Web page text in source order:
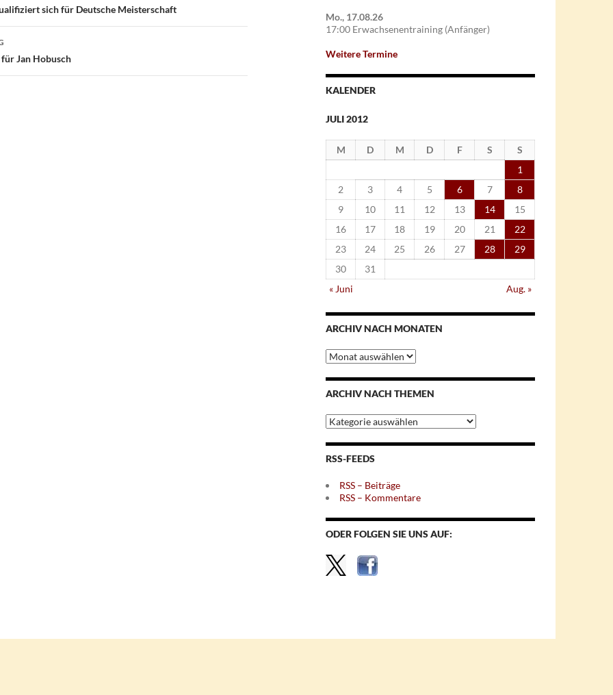
sich für Deutsche Meisterschaft
Jan Hobusch
Mo., 17.08.26
17:00 Erwachsenentraining (Anfänger)
Weitere Termine
KALENDER
JULI 2012
M D M D F S
S
1
2
3 4 5 6 7
8
9
10 11 12 13 14
15
16
17 18 19 20 21
22
23
24 25 26 27 28
29
30
31
« Juni
Aug. »
ARCHIV NACH MONATEN
Archiv
nach
Monaten
ARCHIV NACH THEMEN
Archiv
nach
Themen
RSS-FEEDS
RSS – Beiträge
RSS – Kommentare
ODER FOLGEN SIE UNS AUF: